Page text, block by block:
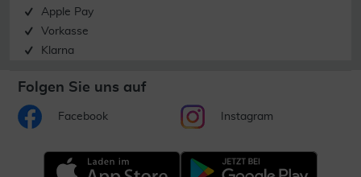
Apple Pay
Vorkasse
Klarna
Folgen Sie uns auf
Facebook Instagram